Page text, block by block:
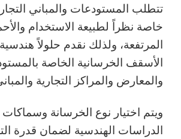
تتطلب المستودعات والمباني
خاصة نظراً لطبيعة الاستخدام
المرتفعة، ولذلك نقدم حلولاً
الأسقف الخرسانية الخاصة
والمعارض والمراكز التجارية
ويتم اختيار نوع الخرسانة
الدراسات الهندسية لضمان قدرة